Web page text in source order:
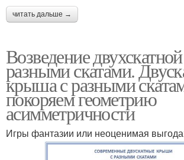
читать дальше →
Возведение
разными скатами.
крыша с разными
покоряем геометрию
асимметричности
Игры фантазии или неоценимая